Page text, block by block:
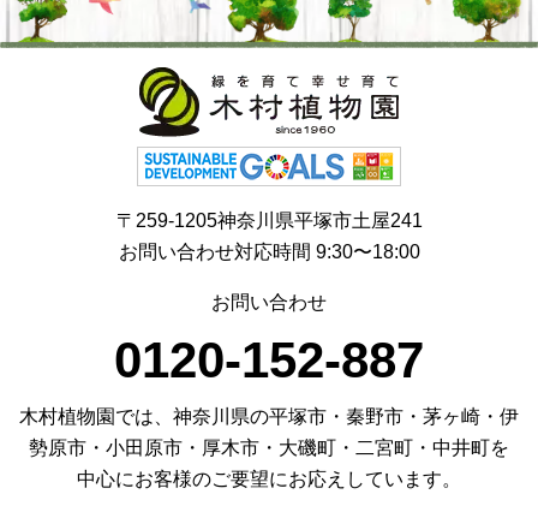
〒259-1205神奈川県平塚市土屋241
お問い合わせ対応時間 9:30〜18:00
お問い合わせ
0120-152-887
木村植物園では、神奈川県の平塚市・秦野市・茅ヶ崎・伊
勢原市・小田原市・厚木市・大磯町・二宮町・中井町を
中心にお客様のご要望にお応えしています。